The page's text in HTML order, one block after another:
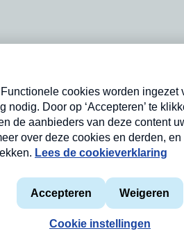
Privacyverklaring
Cookieverklaring